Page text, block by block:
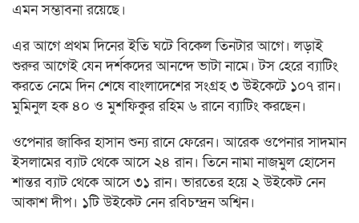
এমন সম্ভাবনা রয়েছে।
এর আগে প্রথম দিনের ইতি ঘটে বিকেল তিনটার আগে। লড়াই
শুরুর আগেই যেন দর্শকদের আনন্দে ভাটা নামে। টস হেরে ব্যাটিং
করতে নেমে দিন শেষে বাংলাদেশের সংগ্রহ ৩ উইকেটে ১০৭ রান।
মুমিনুল হক ৪০ ও মুশফিকুর রহিম ৬ রানে ব্যাটিং করছেন।
ওপেনার জাকির হাসান শুন্য রানে ফেরেন। আরেক ওপেনার সাদমান
ইসলামের ব্যাট থেকে আসে ২৪ রান। তিনে নামা নাজমুল হোসেন
শান্তর ব্যাট থেকে আসে ৩১ রান। ভারতের হয়ে ২ উইকেট নেন
আকাশ দীপ। ১টি উইকেট নেন রবিচন্দ্রন অশ্বিন।